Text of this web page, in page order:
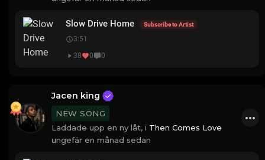
Slow Drive Home Subscribe to Artist
3:51
38
0 0
Jacen king
NEW SONG
Laddade upp en ny låt, i Then Comes Love
ungefär en månad sedan